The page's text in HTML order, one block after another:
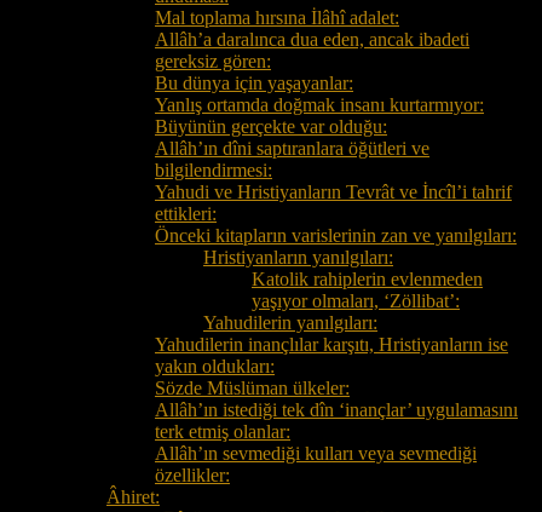
Mal toplama hırsına İlâhî adalet:
Allâh’a daralınca dua eden, ancak ibadeti
gereksiz gören:
Bu dünya için yaşayanlar:
Yanlış ortamda doğmak insanı kurtarmıyor:
Büyünün gerçekte var olduğu:
Allâh’ın dîni saptıranlara öğütleri ve
bilgilendirmesi:
Yahudi ve Hristiyanların Tevrât ve İncîl’i tahrif
ettikleri:
Önceki kitapların varislerinin zan ve yanılgıları:
Hristiyanların yanılgıları:
Katolik rahiplerin evlenmeden
yaşıyor olmaları, ‘Zöllibat’:
Yahudilerin yanılgıları:
Yahudilerin inançlılar karşıtı, Hristiyanların ise
yakın oldukları:
Sözde Müslüman ülkeler:
Allâh’ın istediği tek dîn ‘inançlar’ uygulamasını
terk etmiş olanlar:
Allâh’ın sevmediği kulları veya sevmediği
özellikler:
Âhiret: